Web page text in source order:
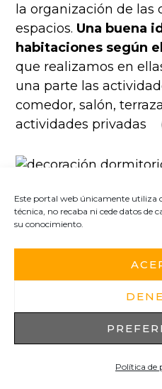
Este portal web únicamente utiliza
técnica, no recaba ni cede datos de
su conocimiento.
Política de
la organización de las
espacios. Una buena
habitaciones según
que realizamos en
una parte las
comedor, salón,
actividades privadas
Iluminación
Si tenemos la suerte
entrada de luz natural
debemos
podemos colocar
permitan el paso de
tiene la capacidad de